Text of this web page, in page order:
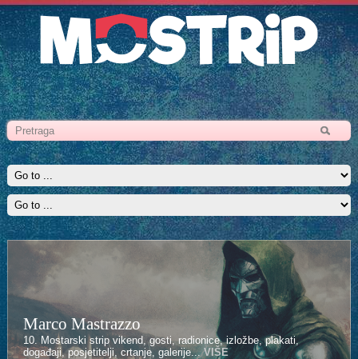
Marco Mastrazzo
10. Mostarski strip vikend, gosti, radionice, izložbe, plakati,
događaji, posjetitelji, crtanje, galerije...VIŠE